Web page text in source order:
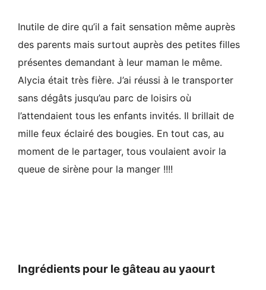
Inutile de dire qu’il a fait sensation même auprès
des parents mais surtout auprès des petites filles
présentes demandant à leur maman le même.
Alycia était très fière. J’ai réussi à le transporter
sans dégâts jusqu’au parc de loisirs où
l’attendaient tous les enfants invités. Il brillait de
mille feux éclairé des bougies. En tout cas, au
moment de le partager, tous voulaient avoir la
queue de sirène pour la manger !!!!
Ingrédients pour le gâteau au yaourt